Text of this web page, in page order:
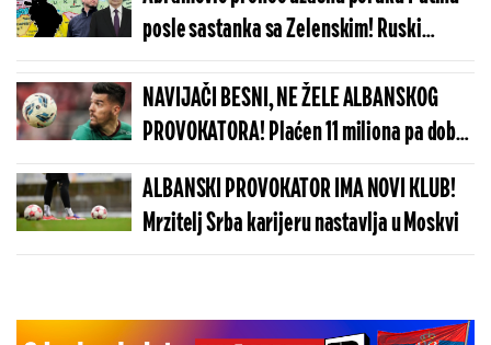
posle sastanka sa Zelenskim! Ruski
oligarh doneo neprijatnu informaciju
NAVIJAČI BESNI, NE ŽELE ALBANSKOG
PROVOKATORA! Plaćen 11 miliona pa dobio
brutalnu poruku
ALBANSKI PROVOKATOR IMA NOVI KLUB!
Mrzitelj Srba karijeru nastavlja u Moskvi